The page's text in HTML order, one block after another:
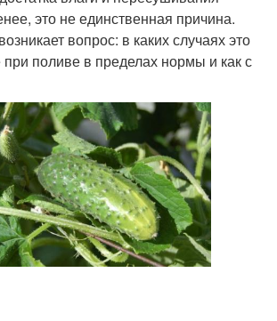
это не единственная причина.
вопрос: в каких случаях это
поливе в пределах нормы и как с